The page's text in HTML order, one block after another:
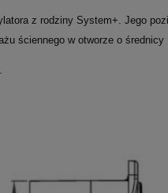
z rodziny System+. Jego
ściennego w otworze o średnicy